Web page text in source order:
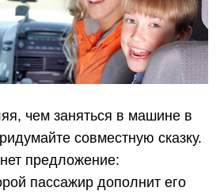
чем заняться в машине в
совместную сказку.
предложение:
пассажир дополнит его